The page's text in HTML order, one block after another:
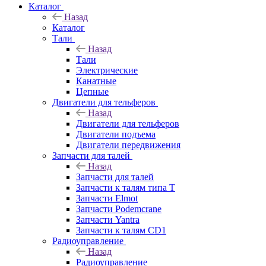
Каталог
Назад
Каталог
Тали
Назад
Тали
Электрические
Канатные
Цепные
Двигатели для тельферов
Назад
Двигатели для тельферов
Двигатели подъема
Двигатели передвижения
Запчасти для талей
Назад
Запчасти для талей
Запчасти к талям типа Т
Запчасти Elmot
Запчасти Podemcrane
Запчасти Yantra
Запчасти к талям CD1
Радиоуправление
Назад
Радиоуправление